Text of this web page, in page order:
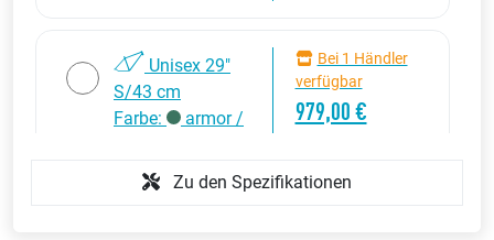
Unisex 29"
S/43 cm
Farbe:
armor /
Bei 1 Händler
verfügbar
979,00 €
Zu den Spezifikationen